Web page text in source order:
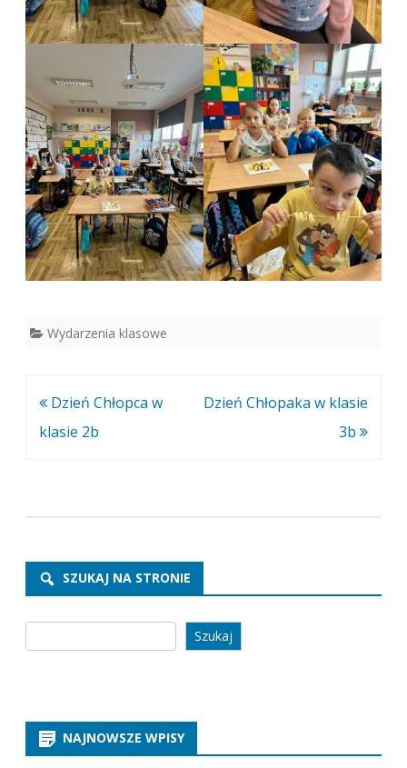
Wydarzenia klasowe
Nawigacja
wpisu
Dzień Chłopca w
klasie 2b
Dzień Chłopaka w klasie
3b
SZUKAJ NA STRONIE
Szukaj
NAJNOWSZE WPISY